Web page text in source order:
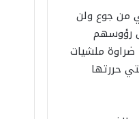
من جوع ولن
رؤوسهم
ضراوة ملشيات
حررتها